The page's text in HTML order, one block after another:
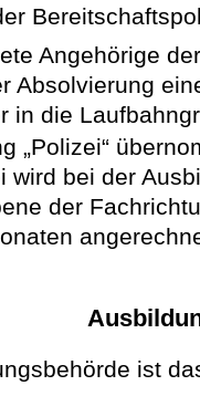
Angehörige
Absolvierung
in die
„Polizei“
wird bei der
der
ist